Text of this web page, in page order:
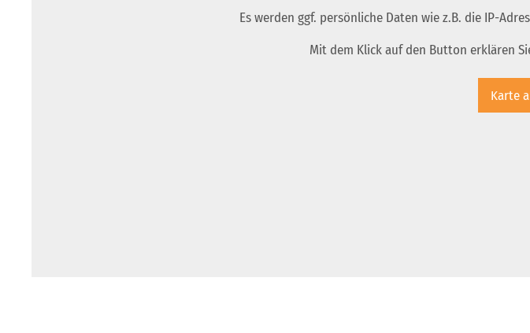
Es werden ggf. persönliche Daten wie z.B. die IP-
Mit dem Klick auf den Button erklären
Karte